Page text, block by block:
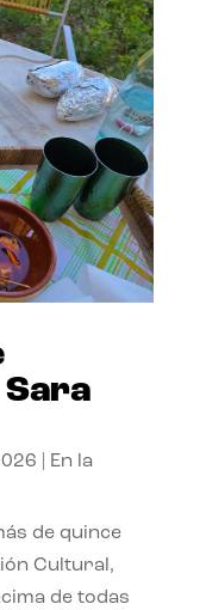
En la
de quince
Cultural,
de todas